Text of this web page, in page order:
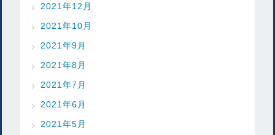
2021年12月
2021年10月
2021年9月
2021年8月
2021年7月
2021年6月
2021年5月